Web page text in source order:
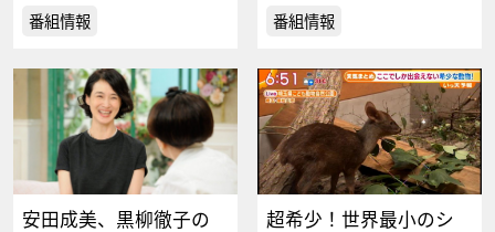
番組情報
番組情報
安田成美、黒柳徹子の
超希少！世界最小のシ